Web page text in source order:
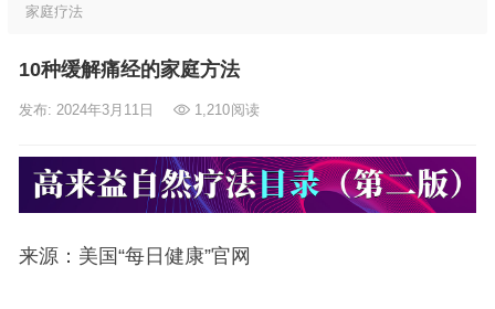
家庭疗法
10种缓解痛经的家庭方法
发布: 2024年3月11日 1,210阅读
来源：美国“每日健康”官网